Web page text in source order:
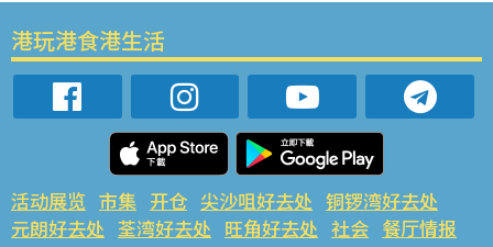
港玩港食港生活
活动展览 市集 开仓 尖沙咀好去处 铜锣湾好去处
元朗好去处 荃湾好去处 旺角好去处 社会 餐厅情报